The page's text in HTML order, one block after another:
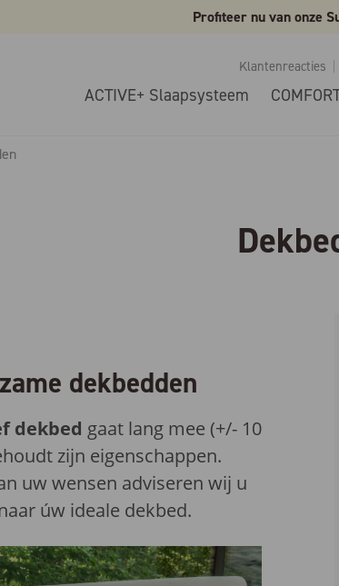
Profiteer nu van onze
Klantenreacties
ACTIVE+ Slaapsysteem
dekbedden
dekbed gaat lang mee (+/- 10
zijn eigenschappen.
uw wensen adviseren wij u
úw ideale dekbed.